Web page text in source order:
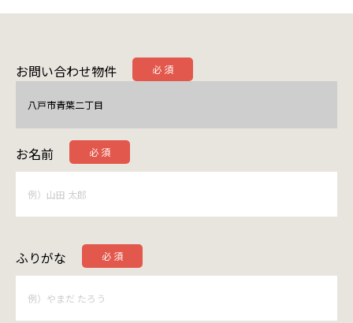
お問い合わせ物件
八戸市青葉二丁目
お名前
ふりがな